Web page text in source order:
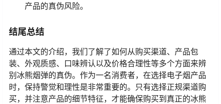
产品的真伪风险。
结尾总结
通过本文的介绍，我们了解了如何从购买渠道、产品包
装、外观质感、口味辨认以及价格合理性等多个方面来辨
别冰熊烟弹的真伪。作为一名消费者，在选择电子烟产品
时，保持警觉和理性是非常重要的。只有选择正规渠道购
买，并注意产品的细节特征，才能确保购买到真正的冰熊